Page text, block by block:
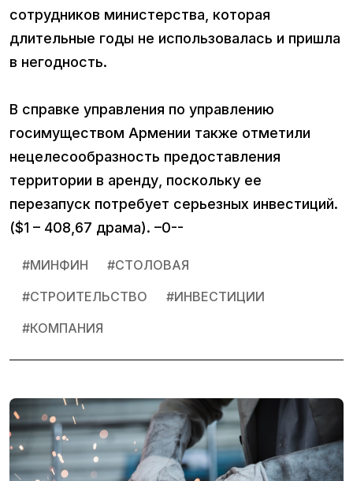
сотрудников министерства, которая
длительные годы не использовалась и пришла
в негодность.
В справке управления по управлению
госимуществом Армении также отметили
нецелесообразность предоставления
территории в аренду, поскольку ее
перезапуск потребует серьезных инвестиций.
($1 – 408,67 драма). –0--
#МИНФИН #СТОЛОВАЯ
#СТРОИТЕЛЬСТВО #ИНВЕСТИЦИИ
#КОМПАНИЯ